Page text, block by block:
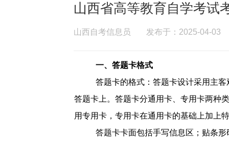
山西省高等教育自学考试
山西自考信息员 发布于：2025-04-03
一、答题卡格式
答题卡的格式：答题卡设计采用主
答题卡上。答题卡分通用卡、专用卡两种
用专用卡，专用卡在通用卡的基础上加上
答题卡卡面包括手写信息区；贴条